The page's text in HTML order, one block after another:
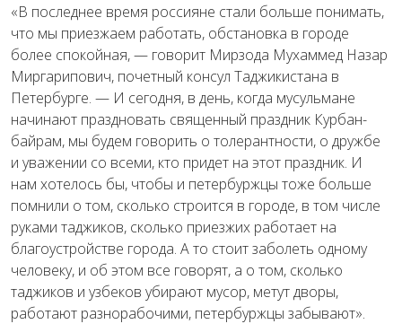
«В последнее время россияне стали больше понимать,
что мы приезжаем работать, обстановка в городе
более спокойная, — говорит Мирзода Мухаммед Назар
Миргарипович, почетный консул Таджикистана в
Петербурге. — И сегодня, в день, когда мусульмане
начинают праздновать священный праздник Курбан-
байрам, мы будем говорить о толерантности, о дружбе
и уважении со всеми, кто придет на этот праздник. И
нам хотелось бы, чтобы и петербуржцы тоже больше
помнили о том, сколько строится в городе, в том числе
руками таджиков, сколько приезжих работает на
благоустройстве города. А то стоит заболеть одному
человеку, и об этом все говорят, а о том, сколько
таджиков и узбеков убирают мусор, метут дворы,
работают разнорабочими, петербуржцы забывают».